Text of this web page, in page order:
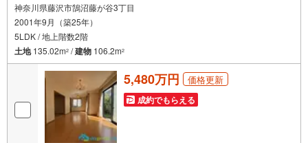
神奈川県藤沢市鵠沼藤が谷3丁目
2001年9月（築25年）
5LDK / 地上階数2階
土地135.02m2 /建物 106.2m2
5,480万円 価格更新
成約でもらえる